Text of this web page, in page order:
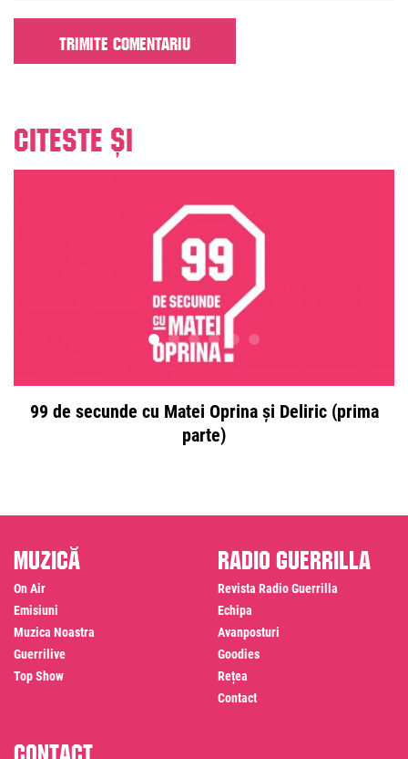
Citeste și
99 de secunde cu Matei Oprina și Deliric (prima
parte)
Muzică
On Air
Emisiuni
Muzica Noastra
Guerrilive
Top Show
Radio Guerrilla
Revista Radio Guerrilla
Echipa
Avanposturi
Goodies
Rețea
Contact
Contact